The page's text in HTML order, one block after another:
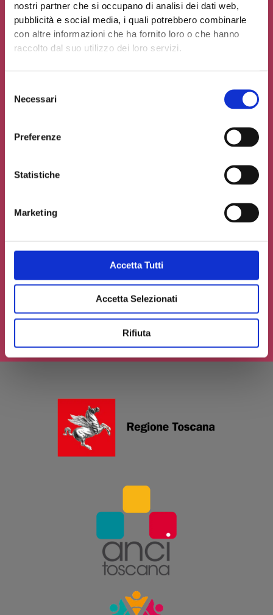
nostri partner che si occupano di analisi dei dati web,
pubblicità e social media, i quali potrebbero combinarle
con altre informazioni che ha fornito loro o che hanno
raccolto dal suo utilizzo dei loro servizi.
delNecessari
Preferenze
Statistiche
Marketing
Accetta Tutti
Accetta Selezionati
Rifiuta
Contribuisci al glossario
Accetto laPrivacy Policydel sito web
Carica un file se necessario
INVIA IL TUO CONTRIBUTO